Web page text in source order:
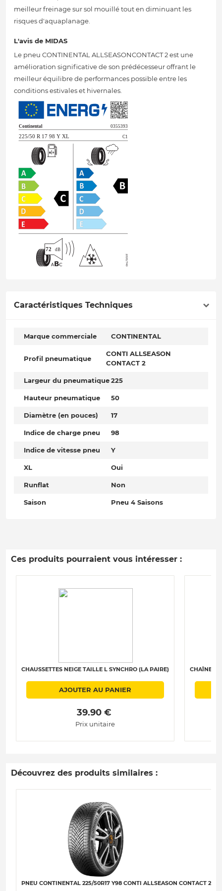
meilleur freinage sur sol mouillé tout en diminuant les
risques d'aquaplanage.
L'avis de MIDAS
Le pneu CONTINENTAL ALLSEASONCONTACT 2 est une
amélioration significative de son prédécesseur offrant le
meilleur équilibre de performances possible entre les
conditions estivales et hivernales.
Caractéristiques Techniques
Marque commerciale CONTINENTAL
Profil pneumatique
CONTI ALLSEASON
CONTACT 2
Largeur du pneumatique225
Hauteur pneumatique 50
Diamètre (en pouces) 17
Indice de charge pneu 98
Indice de vitesse pneu Y
XL Oui
Runflat Non
Saison Pneu 4 Saisons
Ces produits pourraient vous intéresser :
CHAUSSETTES NEIGE TAILLE L SYNCHRO (LA PAIRE)
AJOUTER AU PANIER
39.90 €
Prix unitaire
CHAÎNES
Découvrez des produits similaires :
PNEU CONTINENTAL 225/50R17 Y98 CONTI ALLSEASON CONTACT 2 XL